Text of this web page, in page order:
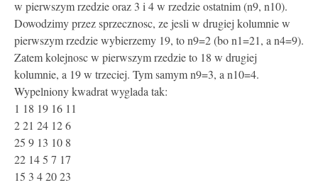
w pierwszym rzedzie oraz 3 i 4 w rzedzie ostatnim (n9, n10).
Dowodzimy przez sprzecznosc, ze jesli w drugiej kolumnie w
pierwszym rzedzie wybierzemy 19, to n9=2 (bo n1=21, a n4=9).
Zatem kolejnosc w pierwszym rzedzie to 18 w drugiej
kolumnie, a 19 w trzeciej. Tym samym n9=3, a n10=4.
Wypelniony kwadrat wyglada tak:
1 18 19 16 11
2 21 24 12 6
25 9 13 10 8
22 14 5 7 17
15 3 4 20 23